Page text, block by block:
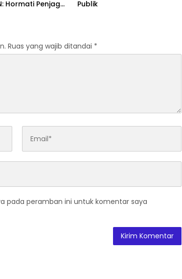
Hormati Penjaga
Publik
Ruas yang wajib ditandai *
pada peramban ini untuk komentar saya